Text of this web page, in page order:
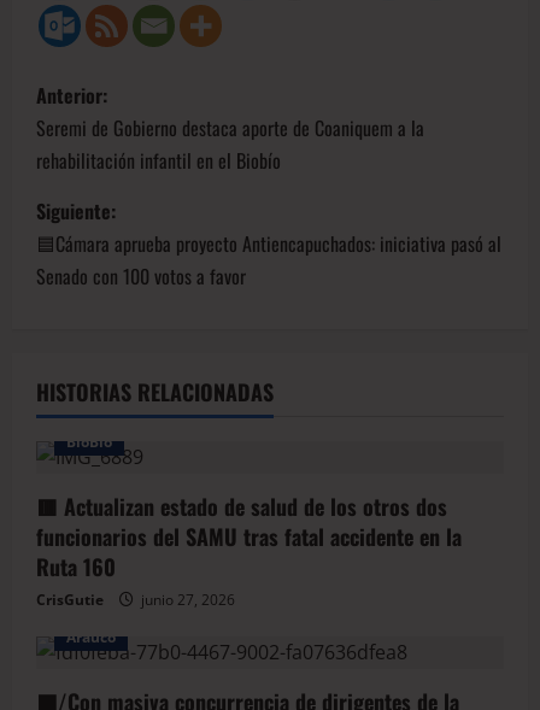
Anterior:
Seremi de Gobierno destaca aporte de Coaniquem a la
rehabilitación infantil en el Biobío
Siguiente:
🟦Cámara aprueba proyecto Antiencapuchados: iniciativa pasó al
Senado con 100 votos a favor
HISTORIAS RELACIONADAS
BioBio
🟥 Actualizan estado de salud de los otros dos
funcionarios del SAMU tras fatal accidente en la
Ruta 160
CrisGutie
junio 27, 2026
Arauco
🟦/Con masiva concurrencia de dirigentes de la